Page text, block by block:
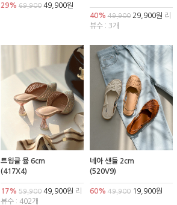
29% 69,90049,900원
40% 49,90029,900원 리
뷰수 : 3개
트윙클 뮬 6cm
(417X4)
17% 59,90049,900원 리
뷰수 : 402개
네아 샌들 2cm
(520V9)
60% 49,90019,900원